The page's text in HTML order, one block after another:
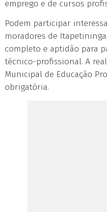
emprego e de cursos
Podem participar
moradores de
completo e aptidão para
técnico-profissional. A
Municipal de Educação
obrigatória.